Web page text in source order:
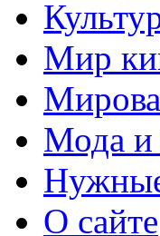
Мир
Мода и
О сайте